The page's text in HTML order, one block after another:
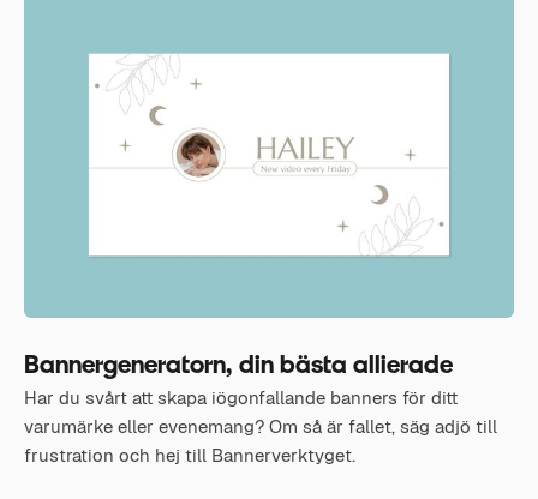
Bannergeneratorn, din bästa allierade
Har du svårt att skapa iögonfallande banners för ditt
varumärke eller evenemang? Om så är fallet, säg adjö till
frustration och hej till Bannerverktyget.